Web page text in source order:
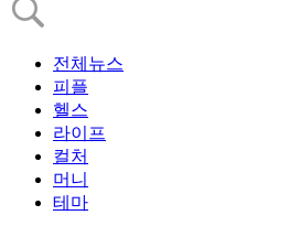
전체뉴스
피플
헬스
라이프
컬처
머니
테마